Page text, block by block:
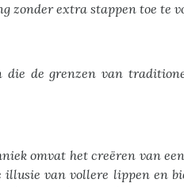
extra stappen toe te
de grenzen van
omvat het creëren van
van vollere lippen en